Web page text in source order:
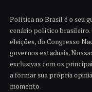
Política no Brasil é o seu
cenário político brasileiro.
eleições, do Congresso
governos estaduais.
exclusivas com os
a formar sua própria
momento.